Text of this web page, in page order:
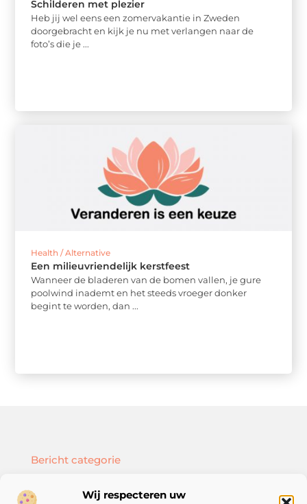
Wij respecteren uw
Schilderen met plezier
Heb jij wel eens een zomervakantie in Zweden
doorgebracht en kijk je nu met verlangen naar de
foto’s die je ...
Health / Alternative
Een milieuvriendelijk kerstfeest
Wanneer de bladeren van de bomen vallen, je gure
poolwind inademt en het steeds vroeger donker
begint te worden, dan ...
Bericht categorie